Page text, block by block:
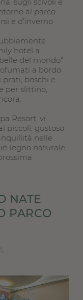
al parco
e d’inverno
hotel a
del mondo"
a bordo
boschi e
per slittino,
Resort, vi
piccoli, gustoso
nelle
legno naturale,
NATE
PARCO